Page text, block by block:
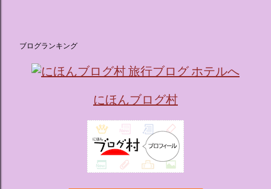
ブログランキング
にほんブログ村